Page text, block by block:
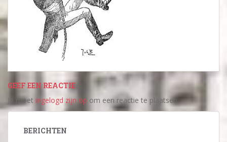
GEEF EEN REACTIE
Je moet ingelogd zijn op om een reactie te plaatsen.
BERICHTEN